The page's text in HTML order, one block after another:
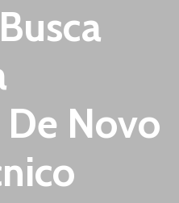
Novo